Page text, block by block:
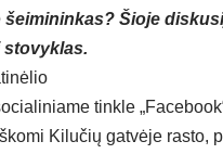
Šioje
stovyklas.
tinkle
Kilučių gatvėje rasto,